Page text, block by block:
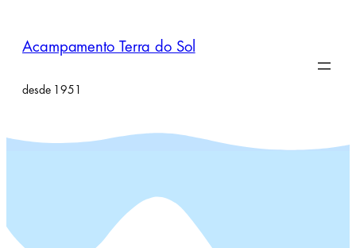
Acampamento Terra do Sol
desde 1951